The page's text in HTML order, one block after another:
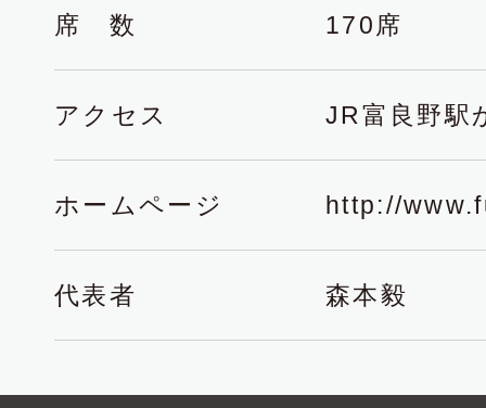
席 数 170席
アクセス JR富良野駅
ホームページ http://
代表者 森本毅